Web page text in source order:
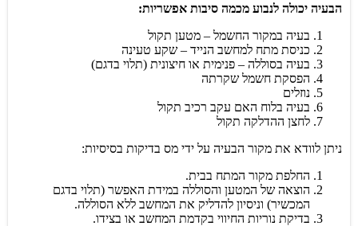
הבעיה יכולה לנבוע מכמה סיבות אפשריות:
בעיה במקור החשמל – מטען תקול
כניסת מתח למחשב הנייד – שקע טעינה
בעיה בסוללה – פנימית או חיצונית (תלוי בדגם)
הפסקת חשמל שקרתה
נוזלים
בעיה בלוח האם עקב רכיב תקול
לחצן ההדלקה תקול
ניתן לוודא את מקור הבעיה על ידי מס בדיקות בסיסיות:
החלפת מקור המתח בבית.
הוצאה של המטען והסוללה במידת האפשר (תלוי בדגם
המכשיר) וניסיון להדליק את המחשב ללא הסוללה.
בדיקת נוריות החיווי בקדמת המחשב או בצידו.